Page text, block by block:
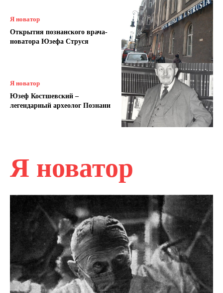
Я новатор
Открытия познанского врача-
новатора Юзефа Струся
Я новатор
Юзеф Костшевский –
легендарный археолог Познани
Я новатор